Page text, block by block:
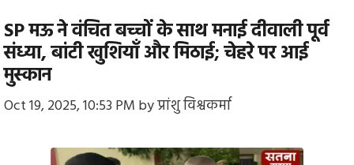
SP मऊ ने वंचित बच्चों के साथ मनाई दीवाली पूर्व
संध्या, बांटी खुशियाँ और मिठाई; चेहरे पर आई
मुस्कान
Oct 19, 2025, 10:53 PM byप्रांशु विश्वकर्मा